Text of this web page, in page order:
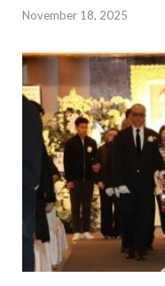
November 18, 2025